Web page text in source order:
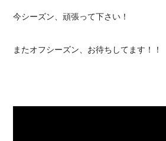
今シーズン、頑張って下さい！
またオフシーズン、お待ちしてます！！